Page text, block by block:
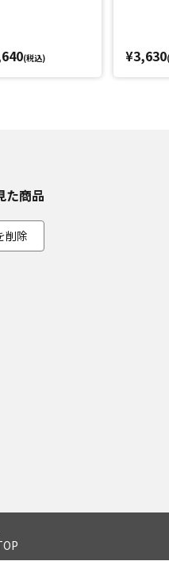
(税込) ¥3,630
た商品
削除